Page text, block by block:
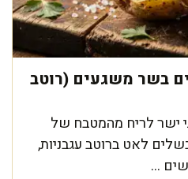
בשר משגעים (רוטב
ישר לריח מהמטבח של
לאט ברוטב עגבניות,
...